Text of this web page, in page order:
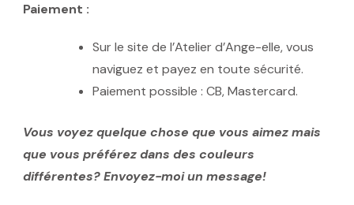
Paiement :
Sur le site de l’Atelier d’Ange-elle, vous
naviguez et payez en toute sécurité.
Paiement possible : CB, Mastercard.
Vous voyez quelque chose que vous aimez mais
que vous préférez dans des couleurs
différentes? Envoyez-moi un message!